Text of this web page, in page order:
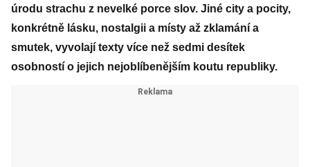
úrodu strachu z nevelké porce slov. Jiné city a pocity,
konkrétně lásku, nostalgii a místy až zklamání a
smutek, vyvolají texty více než sedmi desítek
osobností o jejich nejoblíbenějším koutu republiky.